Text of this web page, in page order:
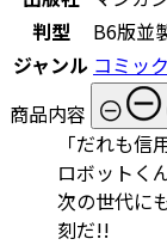
判型
B6版並
ジャンル コミッ
商品内容
「だれも信
ロボットく
次の世代に
刻だ!!